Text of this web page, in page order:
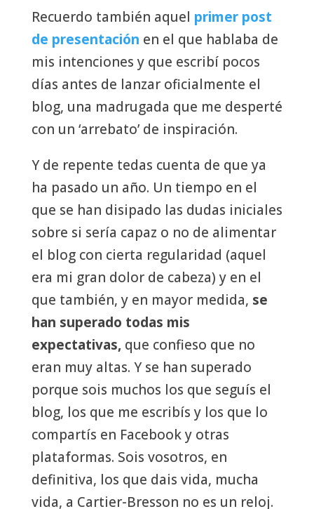
Recuerdo también aquel primer post
de presentación en el que hablaba de
mis intenciones y que escribí pocos
días antes de lanzar oficialmente el
blog, una madrugada que me desperté
con un ‘arrebato’ de inspiración.
Y de repente tedas cuenta de que ya
ha pasado un año. Un tiempo en el
que se han disipado las dudas iniciales
sobre si sería capaz o no de alimentar
el blog con cierta regularidad (aquel
era mi gran dolor de cabeza) y en el
que también, y en mayor medida, se
han superado todas mis
expectativas, que confieso que no
eran muy altas. Y se han superado
porque sois muchos los que seguís el
blog, los que me escribís y los que lo
compartís en Facebook y otras
plataformas. Sois vosotros, en
definitiva, los que dais vida, mucha
vida, a Cartier-Bresson no es un reloj.